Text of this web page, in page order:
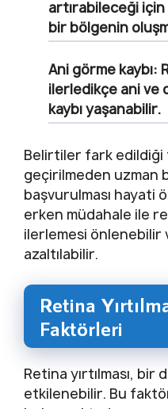
artırabileceği
bir bölgenin
Ani görme kaybı:
ilerledikçe ani ve
kaybı yaşanabilir.
Belirtiler fark edildiği
geçirilmeden uzman
başvurulması hayati
erken müdahale ile
ilerlemesi önlenebilir
azaltılabilir.
Retina
Faktörleri
Retina yırtılması,
etkilenebilir. Bu